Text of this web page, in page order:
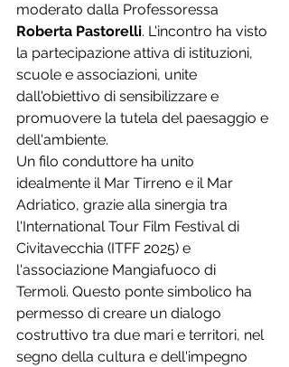
moderato dalla Professoressa
Roberta Pastorelli. L'incontro ha visto
la partecipazione attiva di istituzioni,
scuole e associazioni, unite
dall'obiettivo di sensibilizzare e
promuovere la tutela del paesaggio e
dell'ambiente.
Un filo conduttore ha unito
idealmente il Mar Tirreno e il Mar
Adriatico, grazie alla sinergia tra
l'International Tour Film Festival di
Civitavecchia (ITFF 2025) e
l'associazione Mangiafuoco di
Termoli. Questo ponte simbolico ha
permesso di creare un dialogo
costruttivo tra due mari e territori, nel
segno della cultura e dell'impegno